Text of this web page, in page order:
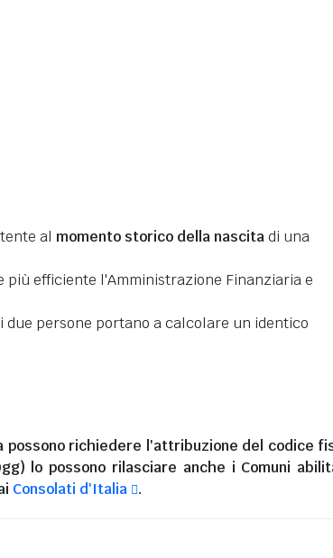
al momento storico della nascitadi una
più efficiente l'Amministrazione Finanziaria e
persone portano a calcolare un identico
possono richiedere l'attribuzione del codice
lo possono rilasciare anche i Comuni
Consolati d'Italia .